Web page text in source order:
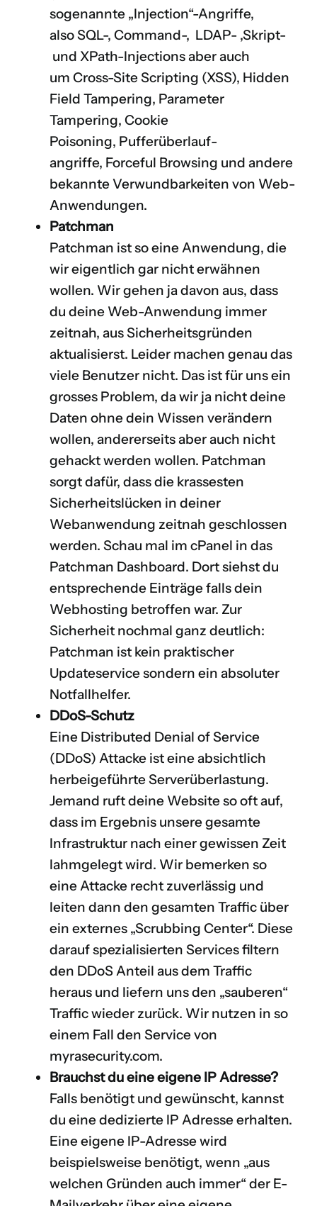
sogenannte „Injection“-Angriffe,
also SQL-, Command-, LDAP- ,Skript-
und XPath-Injections aber auch
um Cross-Site Scripting (XSS), Hidden
Field Tampering, Parameter
Tampering, Cookie
Poisoning, Pufferüberlauf­
angriffe, Forceful Browsing und andere
bekannte Verwundbarkeiten von Web-
Anwendungen.
Patchman
Patchman ist so eine Anwendung, die
wir eigentlich gar nicht erwähnen
wollen. Wir gehen ja davon aus, dass
du deine Web-Anwendung immer
zeitnah, aus Sicherheitsgründen
aktualisierst. Leider machen genau das
viele Benutzer nicht. Das ist für uns ein
grosses Problem, da wir ja nicht deine
Daten ohne dein Wissen verändern
wollen, andererseits aber auch nicht
gehackt werden wollen. Patchman
sorgt dafür, dass die krassesten
Sicherheitslücken in deiner
Webanwendung zeitnah geschlossen
werden. Schau mal im cPanel in das
Patchman Dashboard. Dort siehst du
entsprechende Einträge falls dein
Webhosting betroffen war. Zur
Sicherheit nochmal ganz deutlich:
Patchman ist kein praktischer
Updateservice sondern ein absoluter
Notfallhelfer.
DDoS-Schutz
Eine Distributed Denial of Service
(DDoS) Attacke ist eine absichtlich
herbeigeführte Serverüberlastung.
Jemand ruft deine Website so oft auf,
dass im Ergebnis unsere gesamte
Infrastruktur nach einer gewissen Zeit
lahmgelegt wird. Wir bemerken so
eine Attacke recht zuverlässig und
leiten dann den gesamten Traffic über
ein externes „Scrubbing Center“. Diese
darauf spezialisierten Services filtern
den DDoS Anteil aus dem Traffic
heraus und liefern uns den „sauberen“
Traffic wieder zurück. Wir nutzen in so
einem Fall den Service von
myrasecurity.com.
Brauchst du eine eigene IP Adresse?
Falls benötigt und gewünscht, kannst
du eine dedizierte IP Adresse erhalten.
Eine eigene IP-Adresse wird
beispielsweise benötigt, wenn „aus
welchen Gründen auch immer“ der E-